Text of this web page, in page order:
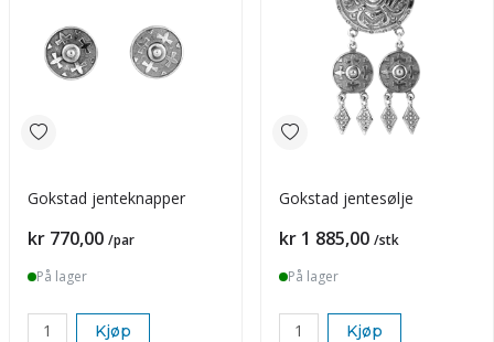
Gokstad jenteknapper
Pris
kr 770,00 /par
På lager
Kjøp
Gokstad jentesølje
Pris
kr 1 885,00 /stk
På lager
Kjøp